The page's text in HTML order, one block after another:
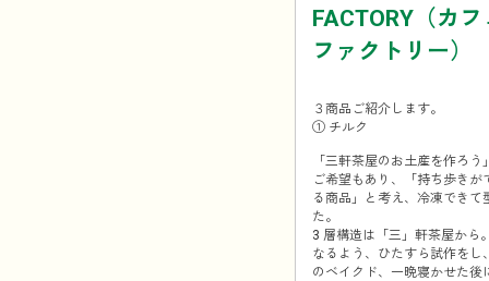
FACTORY（カ
ファクトリー）
３商品ご紹介します。
① チルク
「三軒茶屋のお土産を作ろ
ご希望もあり、「持ち歩き
る商品」と考え、冷凍でき
た。
3 層構造は「三」軒茶屋から
なるよう、ひたすら試作をし
のベイクド、一晩寝かせた